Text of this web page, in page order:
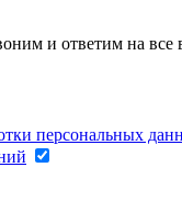
и ответим на все
персональных